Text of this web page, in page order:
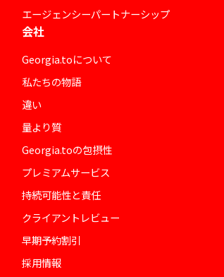
エージェンシーパートナーシップ
会社
Georgia.toについて
私たちの物語
違い
量より質
Georgia.toの包摂性
プレミアムサービス
持続可能性と責任
クライアントレビュー
早期予約割引
採用情報